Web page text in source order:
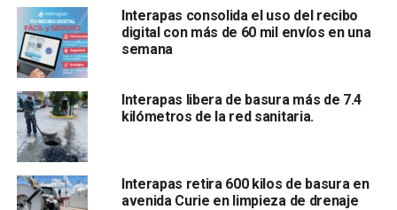
tiene el personal capacitado y la posibilidad de dar un
buen servicio
”, comentó Enrique Torres.
Torres López refirió que la intención es otorgar el servicio
a la capital potosina, y agregó que existen empresas del
ramo inmobiliario que ya han accedido a integrarse
satisfactoriamente al organismo operador de agua,
además quedan algunas por cerrar el acuerdo
Interapas consolida el uso del recibo
digital con más de 60 mil envíos en una
semana
Interapas libera de basura más de 7.4
kilómetros de la red sanitaria.
Interapas retira 600 kilos de basura en
avenida Curie en limpieza de drenaje